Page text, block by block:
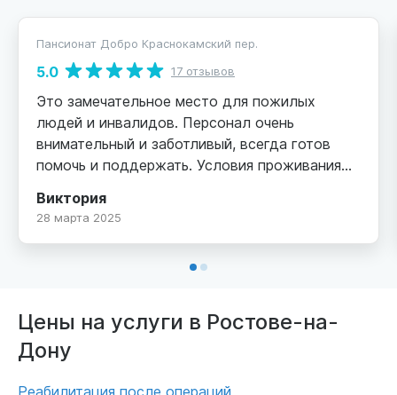
Пансионат Добро Краснокамский пер.
5.0 17 отзывов
Это замечательное место для пожилых
людей и инвалидов. Персонал очень
внимательный и заботливый, всегда готов
помочь и поддержать. Условия проживания
близкие чувствуют себя здесь в
безопасности и получают необходимую
всем, кто ищет достойный уход для своих
Виктория
28 марта 2025
Цены на услуги в Ростове-на-
Дону
Реабилитация после операций